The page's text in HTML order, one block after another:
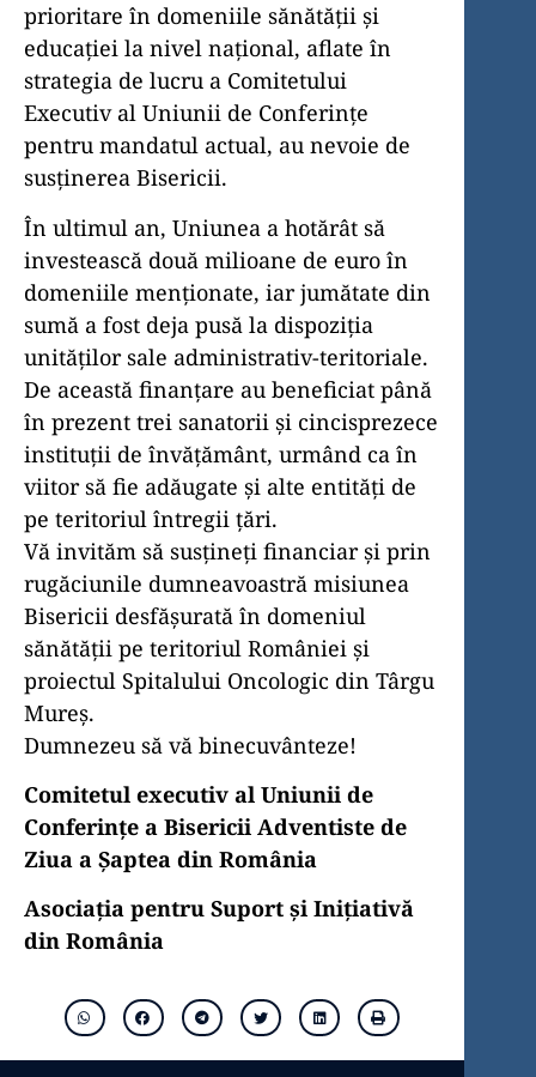
prioritare în domeniile sănătății și
educației la nivel național, aflate în
strategia de lucru a Comitetului
Executiv al Uniunii de Conferințe
pentru mandatul actual, au nevoie de
susținerea Bisericii.
În ultimul an, Uniunea a hotărât să
investească două milioane de euro în
domeniile menționate, iar jumătate din
sumă a fost deja pusă la dispoziția
unităților sale administrativ-teritoriale.
De această finanțare au beneficiat până
în prezent trei sanatorii și cincisprezece
instituții de învățământ, urmând ca în
viitor să fie adăugate și alte entități de
pe teritoriul întregii țări.
Vă invităm să susțineți financiar și prin
rugăciunile dumneavoastră misiunea
Bisericii desfășurată în domeniul
sănătății pe teritoriul României și
proiectul Spitalului Oncologic din Târgu
Mureș.
Dumnezeu să vă binecuvânteze!
Comitetul executiv al Uniunii de
Conferințe a Bisericii Adventiste de
Ziua a Șaptea din România
Asociația pentru Suport și Inițiativă
din România